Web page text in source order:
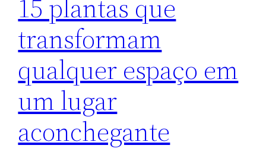
15 plantas que
transformam
qualquer espaço em
um lugar
aconchegante